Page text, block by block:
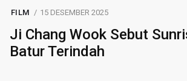
FILM 15 DESEMBER 2025
Ji Chang Wook Sebut
Batur Terindah